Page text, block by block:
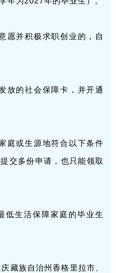
愿并积极求职创业的，自
放的社会保障卡，并开通
庭或生源地符合以下条件
交多份申请，也只能领取
低生活保障家庭的毕业生
庆藏族自治州香格里拉市、